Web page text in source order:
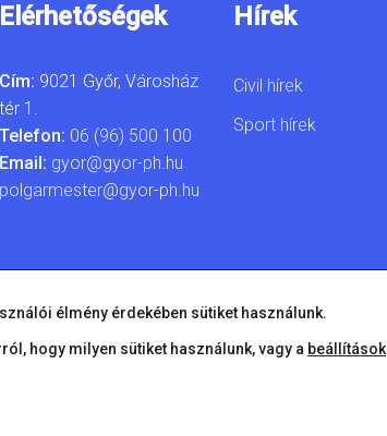
Elérhetőségek
Cím: 9021 Győr, Városház
tér 1.
Telefon: 06 (96) 500 100
Email: gyor@gyor-ph.hu
polgarmester@gyor-ph.hu
Hírek
Civil hírek
Sport hírek
élmény érdekében sütiket használunk.
hogy milyen sütiket használunk, vagy a beállítások